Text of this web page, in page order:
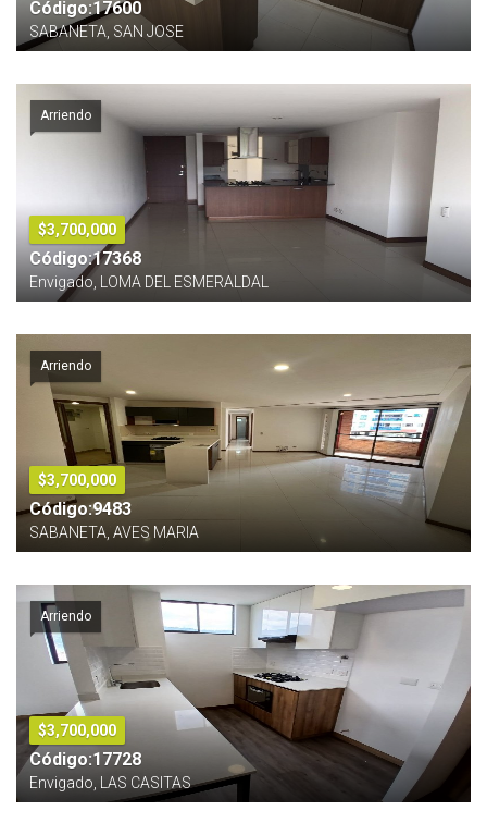
Código:17600
SABANETA, SAN JOSE
Arriendo
$3,700,000
Código:17368
Envigado, LOMA DEL ESMERALDAL
Arriendo
$3,700,000
Código:9483
SABANETA, AVES MARIA
Arriendo
$3,700,000
Código:17728
Envigado, LAS CASITAS